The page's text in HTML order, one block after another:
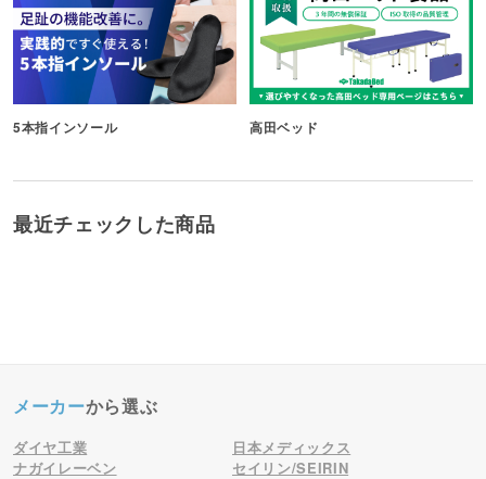
5本指インソール 高田ベッド
最近チェックした商品
メーカーから選ぶ
ダイヤ工業
日本メディックス
ナガイレーベン
セイリン/SEIRIN